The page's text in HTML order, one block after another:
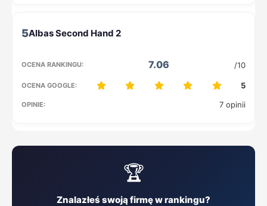
5
7.06 /10
5
7 opinii
🏆
Znalazłeś swoją firmę w rankingu?